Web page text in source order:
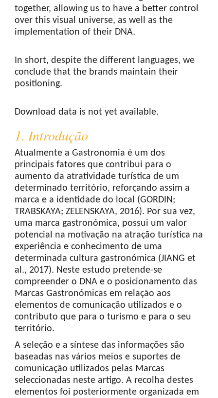
together, allowing us to have a better control
over this visual universe, as well as the
implementation of their DNA.
In short, despite the different languages, we
conclude that the brands maintain their
positioning.
Download data is not yet available.
1. Introdução
Atualmente a Gastronomia é um dos
principais fatores que contribui para o
aumento da atratividade turística de um
determinado território, reforçando assim a
marca e a identidade do local (GORDIN;
TRABSKAYA; ZELENSKAYA, 2016). Por sua vez,
uma marca gastronómica, possui um valor
potencial na motivação na atração turística na
experiência e conhecimento de uma
determinada cultura gastronómica (JIANG et
al., 2017). Neste estudo pretende-se
compreender o DNA e o posicionamento das
Marcas Gastronómicas em relação aos
elementos de comunicação utilizados e o
contributo que para o turismo e para o seu
território.
A seleção e a síntese das informações são
baseadas nas vários meios e suportes de
comunicação utilizados pelas Marcas
seleccionadas neste artigo. A recolha destes
elementos foi posteriormente organizada em